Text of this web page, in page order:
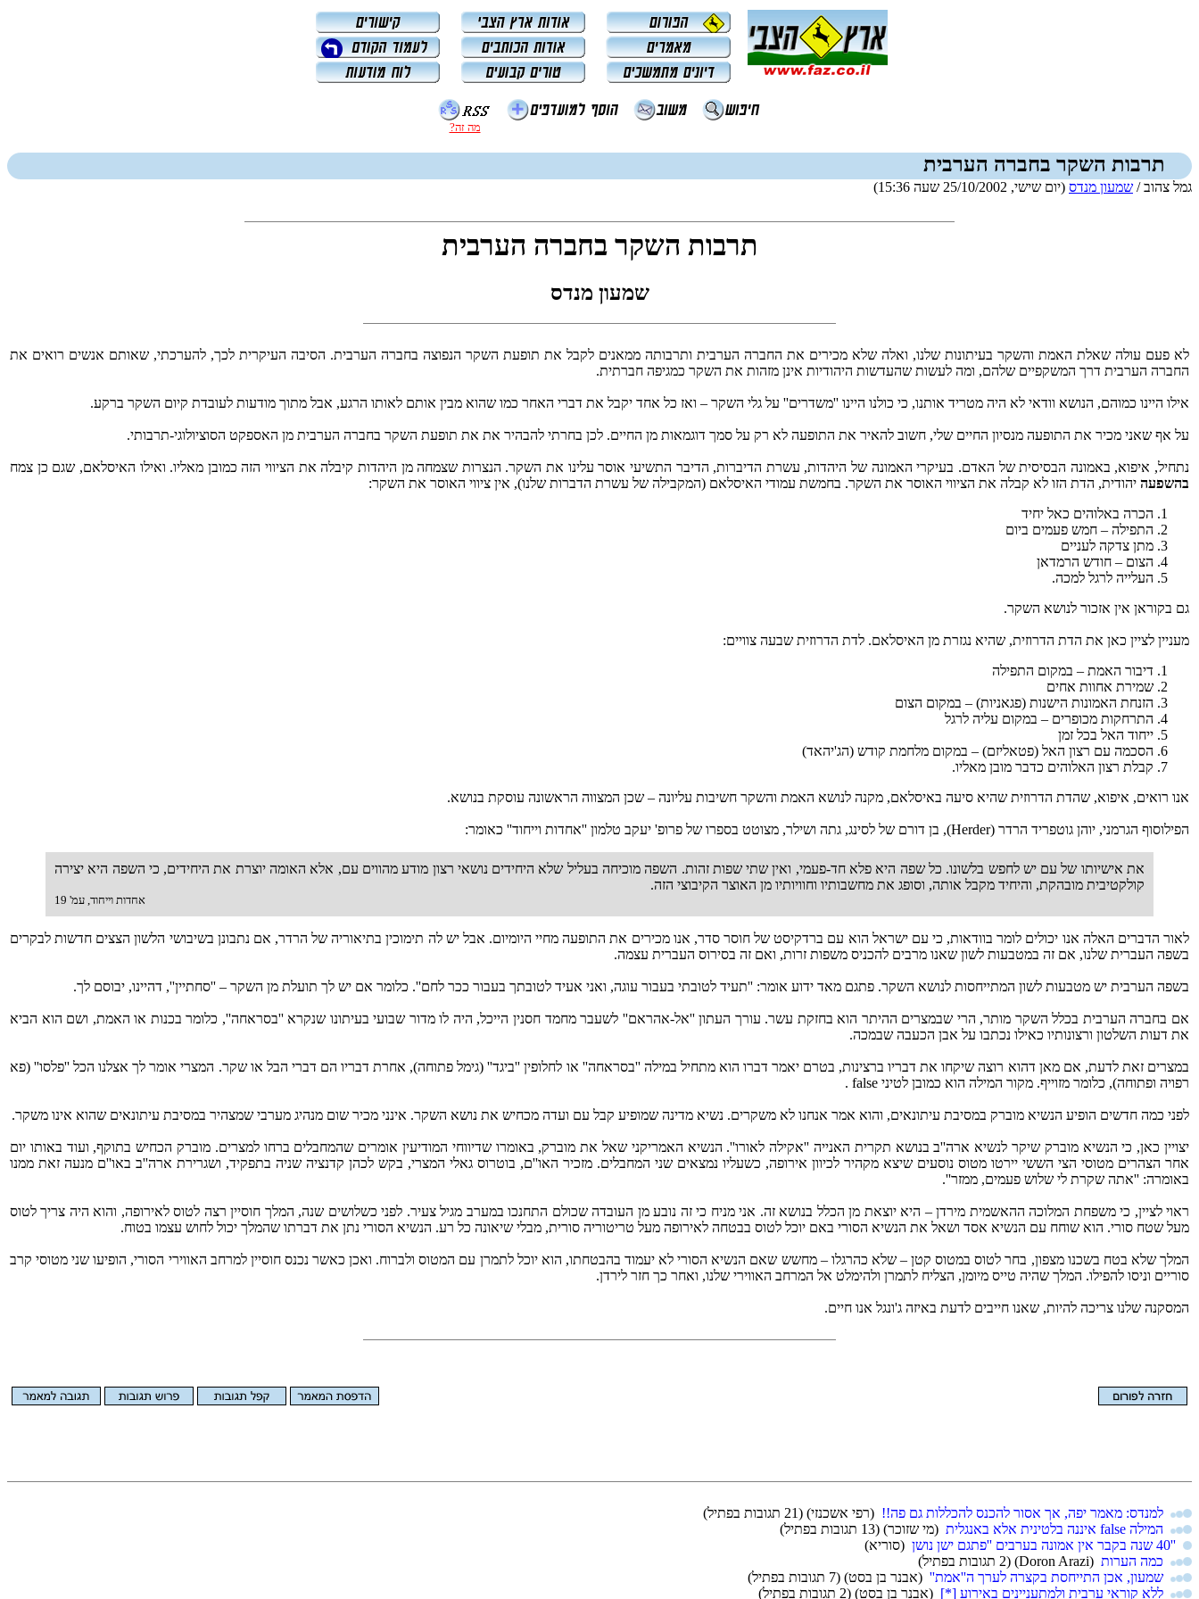
מה זה?
תרבות השקר בחברה הערבית
גמל צהוב / שמעון מנדס (יום שישי, 25/10/2002 שעה 15:36)
תרבות השקר בחברה הערבית
שמעון מנדס
לא פעם עולה שאלת האמת והשקר בעיתונות שלנו, ואלה שלא מכירים את החברה הערבית ותרבותה ממאנים לקבל את תופעת השקר הנפוצה בחברה הערבית. הסיבה העיקרית לכך, להערכתי, שאותם אנשים רואים את
החברה הערבית דרך המשקפיים שלהם, ומה לעשות שהעדשות היהודיות אינן מזהות את השקר כמגיפה חברתית.
אילו היינו כמוהם, הנושא וודאי לא היה מטריד אותנו, כי כולנו היינו ''משדרים'' על גלי השקר – ואז כל אחד יקבל את דברי האחר כמו שהוא מבין אותם לאותו הרגע, אבל מתוך מודעות לעובדת קיום השקר ברקע.
על אף שאני מכיר את התופעה מנסיון החיים שלי, חשוב להאיר את התופעה לא רק על סמך דוגמאות מן החיים. לכן בחרתי להבהיר את את תופעת השקר בחברה הערבית מן האספקט הסוציולוגי-תרבותי.
נתחיל, איפוא, באמונה הבסיסית של האדם. בעיקרי האמונה של היהדות, עשרת הדיברות, הדיבר התשיעי אוסר עלינו את השקר. הנצרות שצמחה מן היהדות קיבלה את הציווי הזה כמובן מאליו. ואילו האיסלאם, שגם כן צמח
בהשפעה יהודית, הדת הזו לא קבלה את הציווי האוסר את השקר. בחמשת עמודי האיסלאם (המקבילה של עשרת הדברות שלנו), אין ציווי האוסר את השקר:
הכרה באלוהים כאל יחיד
התפילה – חמש פעמים ביום
מתן צדקה לעניים
הצום – חודש הרמדאן
העלייה לרגל למכה.
גם בקוראן אין אזכור לנושא השקר.
מעניין לציין כאן את הדת הדרוזית, שהיא נגזרת מן האיסלאם. לדת הדרוזית שבעה צוויים:
דיבור האמת – במקום התפילה
שמירת אחוות אחים
הזנחת האמונות הישנות (פגאניות) – במקום הצום
התרחקות מכופרים – במקום עליה לרגל
ייחוד האל בכל זמן
הסכמה עם רצון האל (פטאליזם) – במקום מלחמת קודש (הג'יהאד)
קבלת רצון האלוהים כדבר מובן מאליו.
אנו רואים, איפוא, שהדת הדרוזית שהיא סיעה באיסלאם, מקנה לנושא האמת והשקר חשיבות עליונה – שכן המצווה הראשונה עוסקת בנושא.
הפילוסוף הגרמני, יוהן גוטפריד הרדר (Herder), בן דורם של לסינג, גתה ושילר, מצוטט בספרו של פרופ' יעקב טלמון ''אחדות וייחוד'' כאומר:
את אישיותו של עם יש לחפש בלשונו. כל שפה היא פלא חד-פעמי, ואין שתי שפות זהות. השפה מוכיחה בעליל שלא היחידים נושאי רצון מודע מהווים עם, אלא האומה יוצרת את היחידים, כי השפה היא יצירה
קולקטיבית מובהקת, והיחיד מקבל אותה, וסופג את מחשבותיו וחוויותיו מן האוצר הקיבוצי הזה.
אחדות וייחוד, עמ' 19
לאור הדברים האלה אנו יכולים לומר בוודאות, כי עם ישראל הוא עם ברדקיסט של חוסר סדר, אנו מכירים את התופעה מחיי היומיום. אבל יש לה תימוכין בתיאוריה של הרדר, אם נתבונן בשיבושי הלשון הצצים חדשות לבקרים
בשפה העברית שלנו, אם זה במטבעות לשון שאנו מרבים להכניס משפות זרות, ואם זה בסירוס העברית עצמה.
בשפה הערבית יש מטבעות לשון המתייחסות לנושא השקר. פתגם מאד ידוע אומר: ''תעיד לטובתי בעבור עוגה, ואני אעיד לטובתך בעבור ככר לחם''. כלומר אם יש לך תועלת מן השקר – ''סחתיין'', דהיינו, יבוסם לך.
אם בחברה הערבית בכלל השקר מותר, הרי שבמצרים ההיתר הוא בחזקת עשר. עורך העתון ''אל-אהראם'' לשעבר מחמד חסנין הייכל, היה לו מדור שבועי בעיתונו שנקרא ''בסראחה'', כלומר בכנות או האמת, ושם הוא הביא
את דעות השלטון ורצונותיו כאילו נכתבו על אבן הכעבה שבמכה.
במצרים זאת לדעת, אם מאן דהוא רוצה שיקחו את דבריו ברצינות, בטרם יאמר דברו הוא מתחיל במילה ''בסראחה'' או לחלופין ''ביגד'' (גימל פתוחה), אחרת דבריו הם דברי הבל או שקר. המצרי אומר לך אצלנו הכל ''פלסו'' (פא
רפויה ופתוחה), כלומר מזוייף. מקור המילה הוא כמובן לטיני false .
לפני כמה חדשים הופיע הנשיא מוברק במסיבת עיתונאים, והוא אמר אנחנו לא משקרים. נשיא מדינה שמופיע קבל עם ועדה מכחיש את נושא השקר. אינני מכיר שום מנהיג מערבי שמצהיר במסיבת עיתונאים שהוא אינו משקר.
יצויין כאן, כי הנשיא מוברק שיקר לנשיא ארה''ב בנושא תקרית האנייה ''אקילה לאורו''. הנשיא האמריקני שאל את מוברק, באומרו שדיווחי המודיעין אומרים שהמחבלים ברחו למצרים. מוברק הכחיש בתוקף, ועוד באותו יום
אחר הצהרים מטוסי הצי הששי יירטו מטוס נוסעים שיצא מקהיר לכיוון אירופה, כשעליו נמצאים שני המחבלים. מזכיר האו''ם, בוטרוס גאלי המצרי, בקש לכהן קדנציה שניה בתפקיד, ושגרירת ארה''ב באו''ם מנעה זאת ממנו
באומרה: ''אתה שקרת לי שלוש פעמים, ממזר''.
ראוי לציין, כי משפחת המלוכה ההאשמית מירדן – היא יוצאת מן הכלל בנושא זה. אני מניח כי זה נובע מן העובדה שכולם התחנכו במערב מגיל צעיר. לפני כשלושים שנה, המלך חוסיין רצה לטוס לאירופה, והוא היה צריך לטוס
מעל שטח סורי. הוא שוחח עם הנשיא אסד ושאל את הנשיא הסורי באם יוכל לטוס בבטחה לאירופה מעל טריטוריה סורית, מבלי שיאונה כל רע. הנשיא הסורי נתן את דברתו שהמלך יכול לחוש עצמו בטוח.
המלך שלא בטח בשכנו מצפון, בחר לטוס במטוס קטן – שלא כהרגלו – מחשש שאם הנשיא הסורי לא יעמוד בהבטחתו, הוא יוכל לתמרן עם המטוס ולברוח. ואכן כאשר נכנס חוסיין למרחב האווירי הסורי, הופיעו שני מטוסי קרב
סוריים וניסו להפילו. המלך שהיה טייס מיומן, הצליח לתמרן ולהימלט אל המרחב האווירי שלנו, ואחר כך חזר לירדן.
המסקנה שלנו צריכה להיות, שאנו חייבים לדעת באיזה ג'ונגל אנו חיים.
למנדס: מאמר יפה, אך אסור להכנס להכללות גם פה!! (רפי אשכנזי) (21 תגובות בפתיל)
המילה false איננה בלטינית אלא באנגלית
(מי שזוכר) (13 תגובות בפתיל)
''40 שנה בקבר אין אמונה בערבים ''פתגם ישן נושן
(סוריא)
כמה הערות (Doron Arazi)
(2 תגובות בפתיל)
שמעון, אכן התייחסת בקצרה לערך ה''אמת'' (אבנר בן בסט) (7 תגובות בפתיל)
ללא קוראי ערבית ולמתעניינים באירוע [*] (אבנר בן בסט) (2 תגובות בפתיל)